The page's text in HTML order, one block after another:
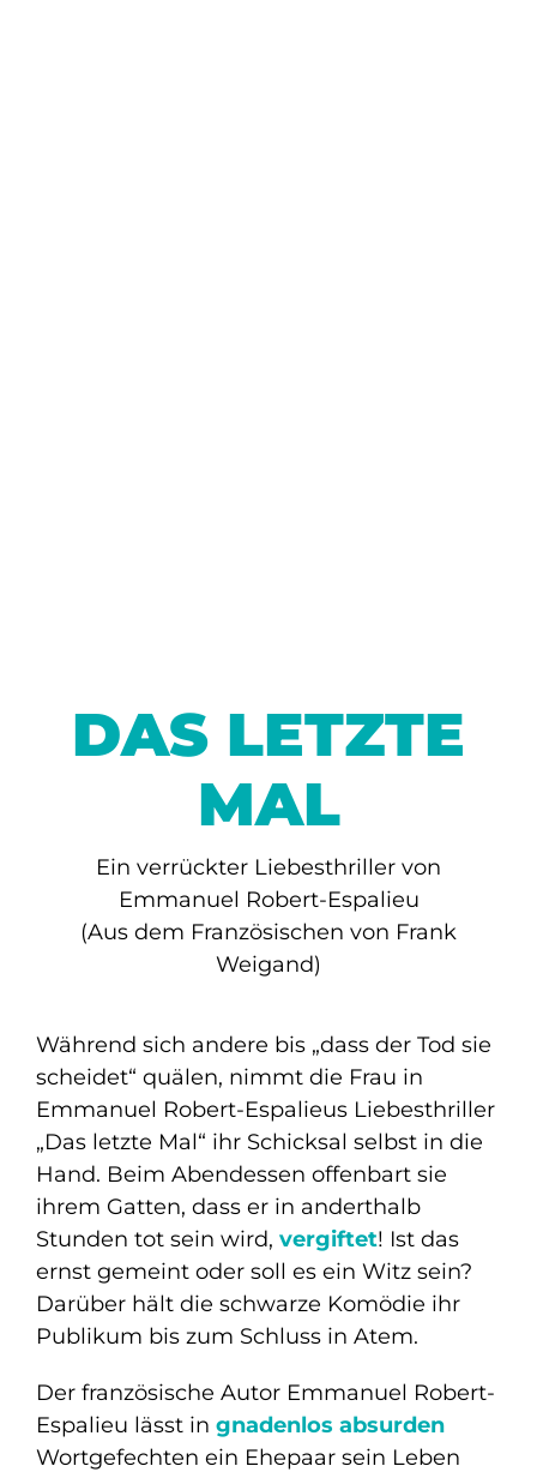
DAS LETZTE
MAL
Ein verrückter Liebesthriller von
Emmanuel Robert-Espalieu
(Aus dem Französischen von Frank
Weigand)
Während sich andere bis „dass der Tod sie
scheidet“ quälen, nimmt die Frau in
Emmanuel Robert-Espalieus Liebesthriller
„Das letzte Mal“ ihr Schicksal selbst in die
Hand. Beim Abendessen offenbart sie
ihrem Gatten, dass er in anderthalb
Stunden tot sein wird, vergiftet! Ist das
ernst gemeint oder soll es ein Witz sein?
Darüber hält die schwarze Komödie ihr
Publikum bis zum Schluss in Atem.
Der französische Autor Emmanuel Robert-
Espalieu lässt in gnadenlos absurden
Wortgefechten ein Ehepaar sein Leben